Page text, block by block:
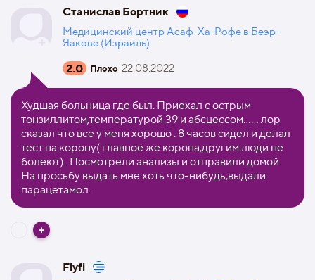
Станислав Бортник
Медицинский центр Асаф-Ха-Рофе в Беэр-
Яакове (Израиль)
2.0 Плохо 22.08.2022
Худшая больница где был. Приехал с острым
тонзиллитом,температурой 39 и абсцессом…… лор
сказал что все у меня хорошо . 8 часов сидел и делал
тест на корону( главное же корона,другим люди не
болеют) . Посмотрели анализы и отправили домой.
На просьбу выдать мне хоть что-нибудь,выдали
парацетамол.
Flyfi